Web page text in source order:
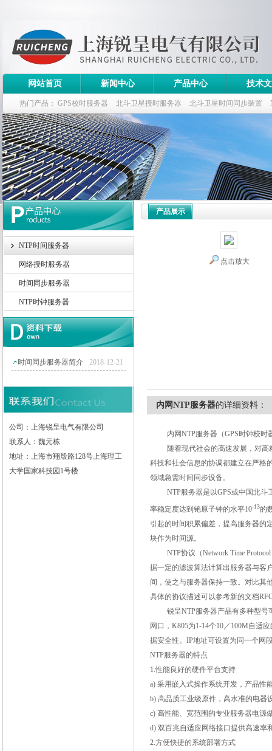
上海锐呈电气有限公司
网站首页 新闻中心 产品中心 技术
热门产品： GPS校时服务器 北斗卫星授时服务器 北斗卫星时间同步装置
斗卫星同步时钟指标
NTP时间服务器
网络授时服务器
时间同步服务器
NTP时钟服务器
时间同步服务器简介 2018-12-21
公司：上海锐呈电气有限公司
联系人：魏元栋
地址：上海市翔殷路128号上海理工
大学国家科技园1号楼
产品展示
点击放大
内网NTP服务器的详细资料：
内网NTP服务器（GPS时钟校时
随着现代社会的高速发展，对
科技和社会信息的协调都建立在严格
领域急需时间同步设备。
NTP服务器是以GPS或中国北斗
率稳定度达到铯原子钟的水平10-13的
引起的时间积累偏差，提高服务器的
块作为时间源。
NTP协议（Network Time Protocol
据一定的滤波算法计算出服务器与客
间，使之与服务器保持一致。对比其
具体的协议描述可以参考新的文档
锐呈NTP服务器产品有多种型号
网口， K805为1-14个10／ 100M自适
据安全性。 IP地址可设置为同一个网
NTP服务器的特点
1.性能良好的硬件平台支持
a) 采用嵌入式操作系统开发，产品性
b) 高品质工业级原件，高水准的电器
c) 高性能、宽范围的专业服务器电源
d) 双百兆自适应网络接口提供高速率
2.方便快捷的系统部署方式